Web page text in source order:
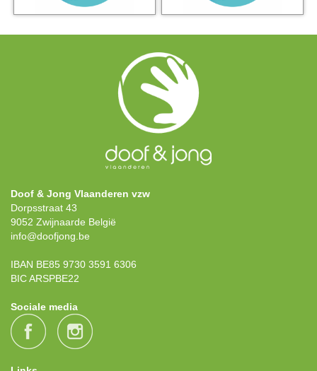
Doof & Jong Vlaanderen vzw
Dorpsstraat 43
9052 Zwijnaarde België
info@doofjong.be
IBAN BE85 9730 3591 6306
BIC ARSPBE22
Sociale media